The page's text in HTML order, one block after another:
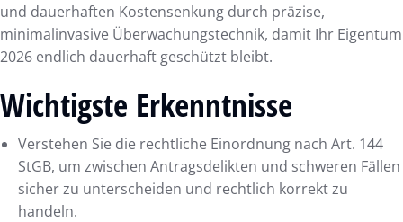
und dauerhaften Kostensenkung durch präzise,
minimalinvasive Überwachungstechnik, damit Ihr Eigentum
2026 endlich dauerhaft geschützt bleibt.
Wichtigste Erkenntnisse
Verstehen Sie die rechtliche Einordnung nach Art. 144
StGB, um zwischen Antragsdelikten und schweren Fällen
sicher zu unterscheiden und rechtlich korrekt zu
handeln.